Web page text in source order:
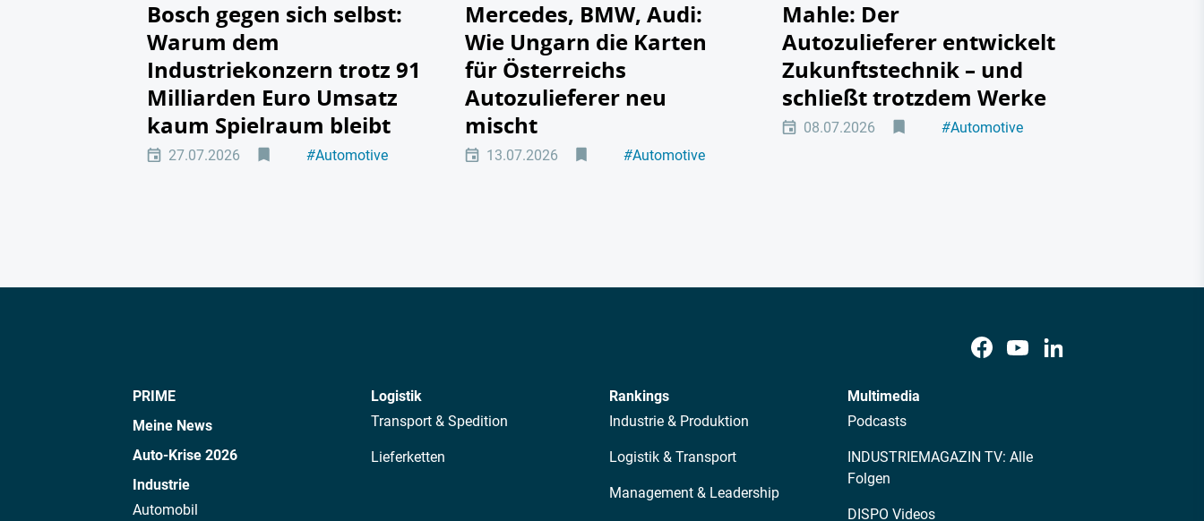
Bosch gegen sich selbst:
Warum dem
Industriekonzern trotz 91
Milliarden Euro Umsatz
kaum Spielraum bleibt
27.07.2026 #Automotive
Mercedes, BMW, Audi:
Wie Ungarn die Karten
für Österreichs
Autozulieferer neu
mischt
13.07.2026 #Automotive
Mahle: Der
Autozulieferer entwickelt
Zukunftstechnik – und
schließt trotzdem Werke
08.07.2026 #Automotive
PRIME
Meine News
Auto-Krise 2026
Industrie
Automobil
Logistik
Transport & Spedition
Lieferketten
Rankings
Industrie & Produktion
Logistik & Transport
Management & Leadership
Multimedia
Podcasts
INDUSTRIEMAGAZIN TV: Alle
Folgen
DISPO Videos